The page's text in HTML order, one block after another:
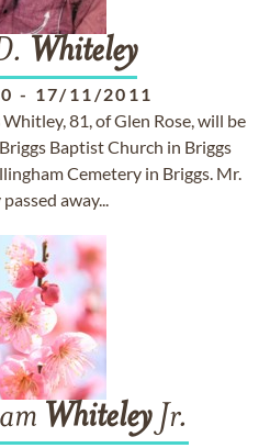
Whiteley
- 17/11/2011
Whitley, 81, of Glen Rose, will be
Baptist Church in Briggs
Cemetery in Briggs. Mr.
away...
WhiteleyJr.